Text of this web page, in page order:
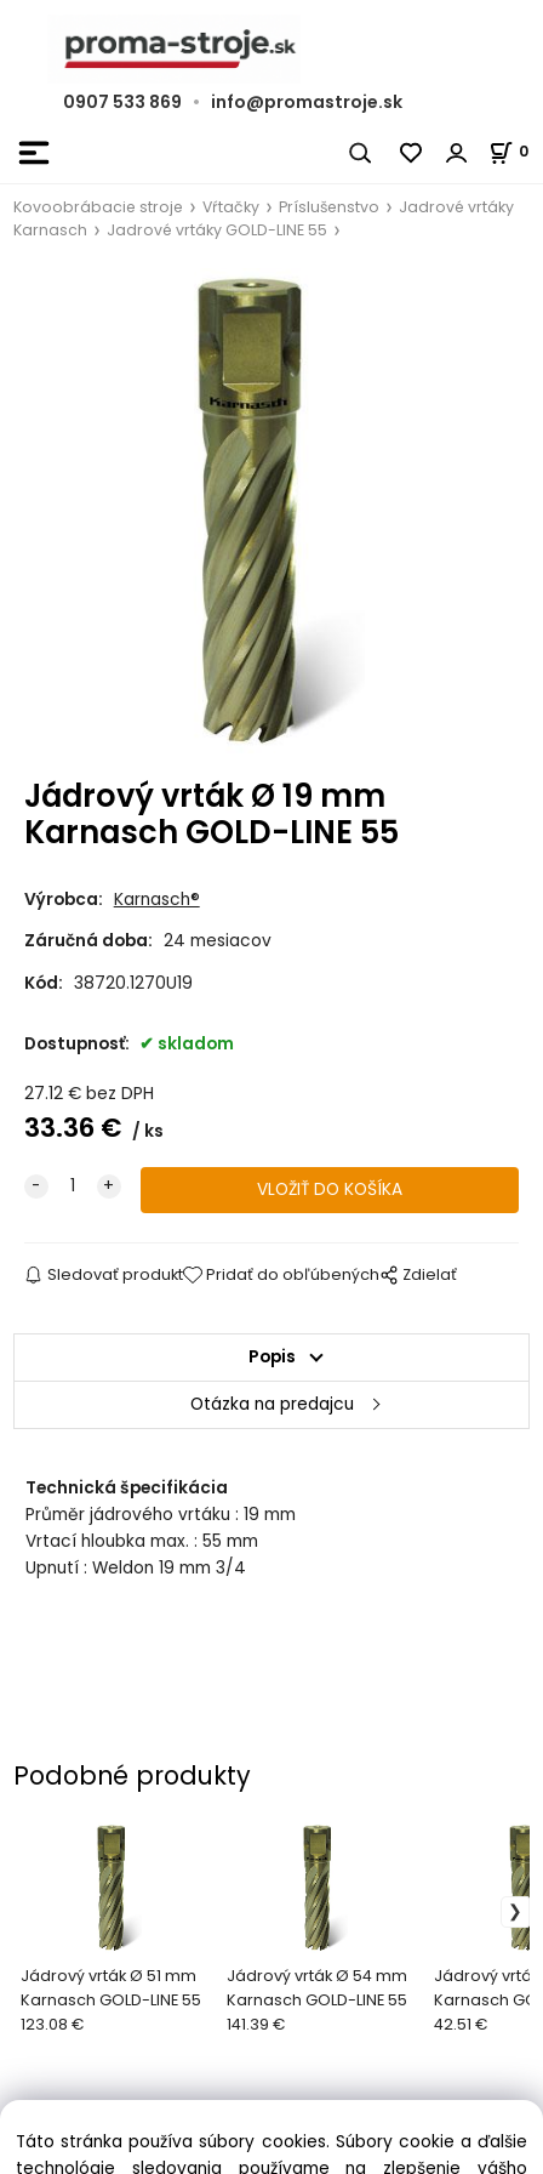
0907 533 869 • info@promastroje.sk
0
Kovoobrábacie stroje Vŕtačky Príslušenstvo
Jadrové vrtáky
Karnasch
Jadrové vrtáky GOLD-LINE 55
Jádrový vrták Ø 19 mm
Karnasch GOLD-LINE 55
Výrobca: Karnasch®
Záručná doba: 24 mesiacov
Kód: 38720.1270U19
Dostupnosť: skladom
27.12€ bez DPH
33.36 € ks
Sledovať produkt Pridať do obľúbených Zdielať
Popis
Otázka na predajcu
Technická špecifikácia
Průměr jádrového vrtáku : 19 mm
Vrtací hloubka max. : 55 mm
Upnutí : Weldon 19 mm 3/4
Podobné produkty
Jádrový vrták Ø 51 mm
Karnasch GOLD-LINE 55
123.08 €
Jádrový vrták Ø 54 mm
Karnasch GOLD-LINE 55
141.39 €
Jádrový
Karnasch
42.51 €
Táto stránka používa súbory cookies. Súbory cookie a ďalšie
technológie sledovania používame na zlepšenie vášho